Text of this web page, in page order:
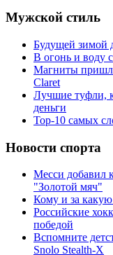
Мужской стиль
Будущей зимой
В огонь и воду
Магниты
Claret
Лучшие туфли,
деньги
Top-10 самых
Новости спорта
Месси добавил
"Золотой мяч"
Кому и за
Российские
победой
Вспомните
Snolo Stealth-X